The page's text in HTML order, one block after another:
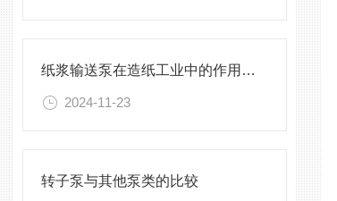
纸浆输送泵在造纸工业中的作用与重要性
2024-11-23
转子泵与其他泵类的比较